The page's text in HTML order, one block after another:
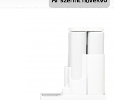
SAMSUNG